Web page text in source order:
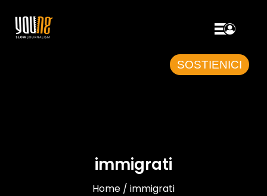
SOSTIENICI
immigrati
Home / immigrati